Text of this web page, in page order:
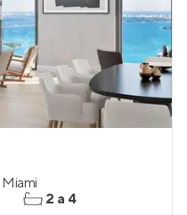
Miami
2 a 4